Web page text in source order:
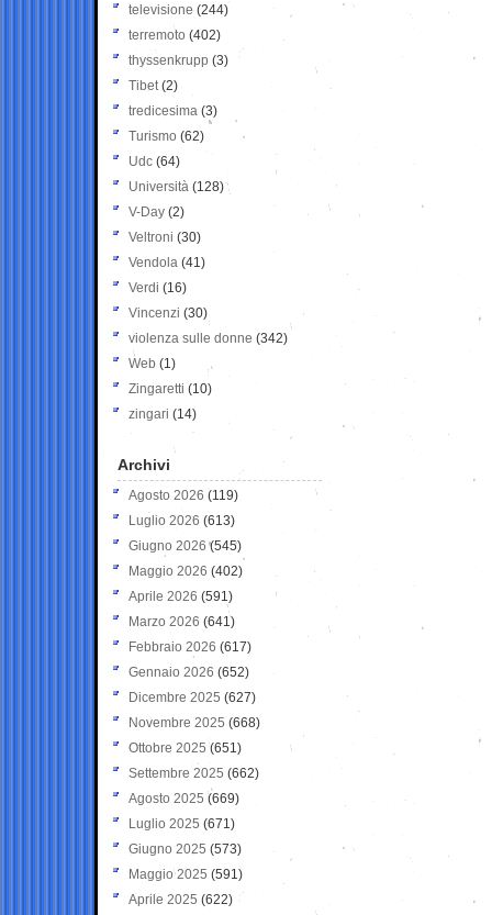
televisione(244)
terremoto (402)
thyssenkrupp (3)
Tibet(2)
tredicesima (3)
Turismo (62)
Udc (64)
Università (128)
V-Day (2)
Veltroni (30)
Vendola (41)
Verdi (16)
Vincenzi (30)
violenza sulle donne (342)
Web (1)
Zingaretti (10)
zingari (14)
Archivi
Agosto 2026 (119)
Luglio 2026 (613)
Giugno 2026 (545)
Maggio 2026 (402)
Aprile 2026 (591)
Marzo 2026 (641)
Febbraio 2026 (617)
Gennaio 2026 (652)
Dicembre 2025 (627)
Novembre 2025 (668)
Ottobre 2025 (651)
Settembre 2025 (662)
Agosto 2025 (669)
Luglio 2025 (671)
Giugno 2025 (573)
Maggio 2025 (591)
Aprile 2025 (622)